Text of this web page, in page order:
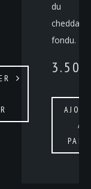
du
cheddar
fondu.
3.50
AU